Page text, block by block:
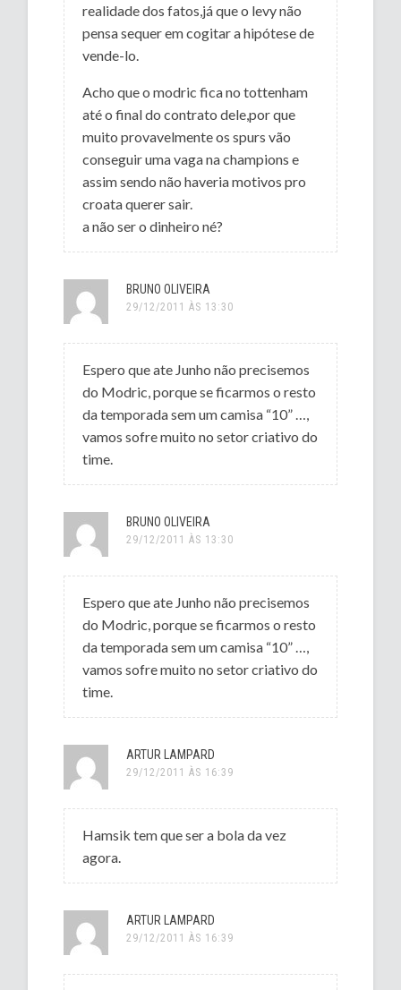
realidade dos fatos,já que o levy não
pensa sequer em cogitar a hipótese de
vende-lo.
Acho que o modric fica no tottenham
até o final do contrato dele,por que
muito provavelmente os spurs vão
conseguir uma vaga na champions e
assim sendo não haveria motivos pro
croata querer sair.
a não ser o dinheiro né?
BRUNO OLIVEIRA
29/12/2011 ÀS 13:30
Espero que ate Junho não precisemos
do Modric, porque se ficarmos o resto
da temporada sem um camisa “10” …,
vamos sofre muito no setor criativo do
time.
BRUNO OLIVEIRA
29/12/2011 ÀS 13:30
Espero que ate Junho não precisemos
do Modric, porque se ficarmos o resto
da temporada sem um camisa “10” …,
vamos sofre muito no setor criativo do
time.
ARTUR LAMPARD
29/12/2011 ÀS 16:39
Hamsik tem que ser a bola da vez
agora.
ARTUR LAMPARD
29/12/2011 ÀS 16:39